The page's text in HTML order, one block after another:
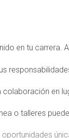
en tu carrera.
en
o talleres